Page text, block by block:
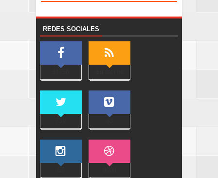
REDES SOCIALES